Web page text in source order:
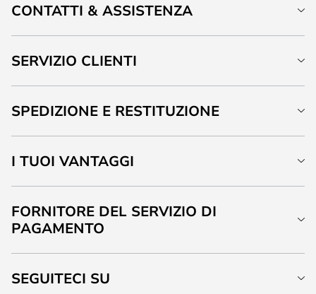
CONTATTI & ASSISTENZA
SERVIZIO CLIENTI
SPEDIZIONE E RESTITUZIONE
I TUOI VANTAGGI
FORNITORE DEL SERVIZIO DI
PAGAMENTO
SEGUITECI SU